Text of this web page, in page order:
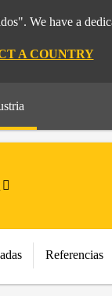
We have a
A COUNTRY
Referencias